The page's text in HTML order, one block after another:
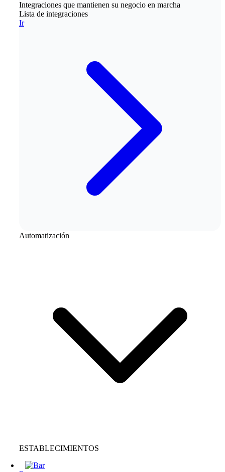
Integraciones que mantienen su negocio en marcha
Lista de integraciones
Ir
Automatización
ESTABLECIMIENTOS